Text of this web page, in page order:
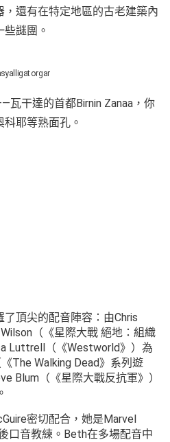
，還有在特定地區的古老建築內
謎團。
瓦干達的首都Birnin Zanaa，你
耶等熟面孔。
頂尖的配音陣容：由Chris
（《星際大戰 絕地：組織
Luttrell（《Westworld》）為
The Walking Dead》系列遊
Blum（《星際大戰反抗軍》）
密切配合，她是Marvel
口音教練。Beth在多場配音中